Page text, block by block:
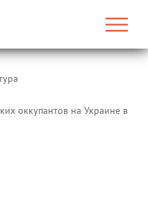
оккупантов на Украине в